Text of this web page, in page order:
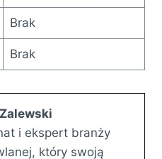
Brak
Brak
i ekspert branży
który swoją